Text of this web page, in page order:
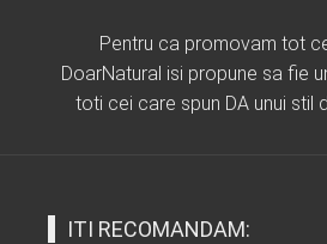
Pentru ca promovam tot
DoarNatural isi propune sa fie
toti cei care spun DA unui stil
ITI RECOMANDAM: